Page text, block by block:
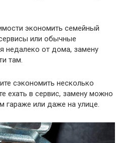
экономить семейный
или обычные
недалеко от дома, замену
там.
сэкономить несколько
ехать в сервис, замену можно
гараже или даже на улице.